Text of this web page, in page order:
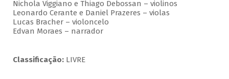
Nichola Viggiano e Thiago Debossan – violinos
Leonardo Cerante e Daniel Prazeres – violas
Lucas Bracher – violoncelo
Edvan Moraes – narrador
Classificação:LIVRE